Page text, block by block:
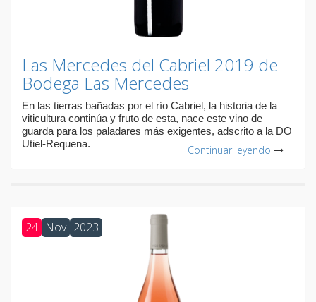
Las Mercedes del Cabriel 2019 de
Bodega Las Mercedes
En las tierras bañadas por el río Cabriel, la historia de la
viticultura continúa y fruto de esta, nace este vino de
guarda para los paladares más exigentes, adscrito a la DO
Utiel-Requena.
Continuar leyendo
24 Nov 2023